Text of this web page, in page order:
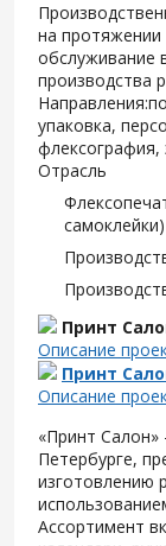
на протяжении
обслуживание
производства
упаковка,
флексография,
Отрасль
самоклейки)
Принт
Описание
Принт
Описание
«Принт
Петербурге,
изготовлению
Ассортимент